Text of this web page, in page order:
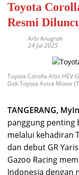
Toyota
Resmi
Arbi Anugrah
24 Jul 2025
Toyota Corolla Altis HEV
Dok Toyota Astra Motor
TANGERANG,
panggung penting
melalui kehadiran
dan debut GR
Gazoo Racing
Indonesia dengan